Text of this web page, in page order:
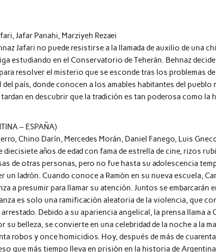
Jafar Panahi, Marziyeh Rezaei
Jafari no puede resistirse a la llamada de auxilio de una
estudiando en el Conservatorio de Teherán. Behnaz
resolver el misterio que se esconde tras los problemas
país, donde conocen a los amables habitantes del pueblo
en descubrir que la tradición es tan poderosa como la
– ESPAÑA)
Chino Darín, Mercedes Morán, Daniel Fanego, Luis
años de edad con fama de estrella de cine, rizos
de otras personas, pero no fue hasta su adolescencia
un ladrón. Cuando conoce a Ramón en su nueva escuela,
a presumir para llamar su atención. Juntos se embarcarán
es solo una ramificación aleatoria de la violencia, que
Debido a su apariencia angelical, la prensa llama a
su belleza, se convierte en una celebridad de la noche a la
robos y once homicidios. Hoy, después de más de
que más tiempo lleva en prisión en la historia de